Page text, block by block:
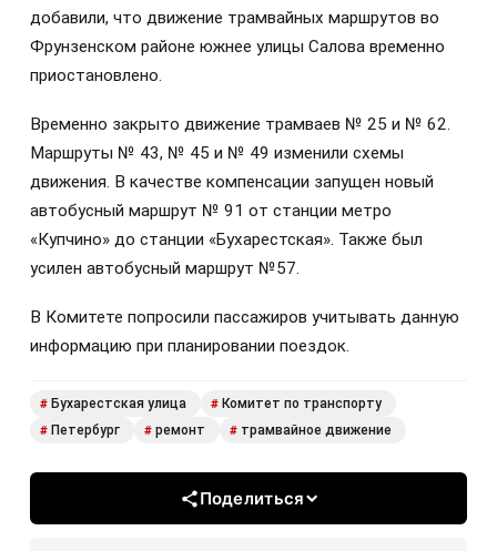
добавили, что движение трамвайных маршрутов во
Фрунзенском районе южнее улицы Салова временно
приостановлено.
Временно закрыто движение трамваев № 25 и № 62.
Маршруты № 43, № 45 и № 49 изменили схемы
движения. В качестве компенсации запущен новый
автобусный маршрут № 91 от станции метро
«Купчино» до станции «Бухарестская». Также был
усилен автобусный маршрут №57.
В Комитете попросили пассажиров учитывать данную
информацию при планировании поездок.
# Бухарестская улица # Комитет по транспорту
# Петербург # ремонт # трамвайное движение
Поделиться